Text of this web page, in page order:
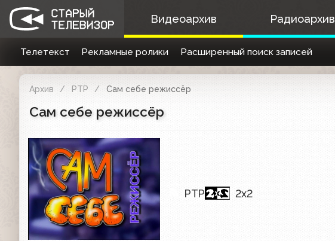
Видеоархив Радиоархив
Телетекст Рекламные ролики Расширенный поиск записей
Архив РТР Сам себе режиссёр
Сам себе режиссёр
РТР 2x2